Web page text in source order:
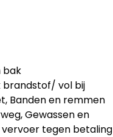
bak
brandstof/ vol bij
Banden en remmen
Gewassen en
vervoer tegen betaling